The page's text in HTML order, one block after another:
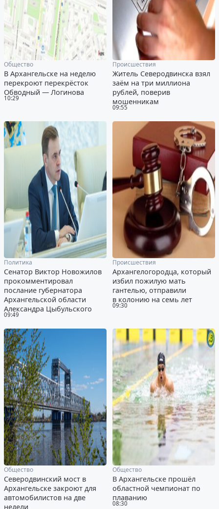
10:29
Общество
В Архангельске на неделю
перекроют перекрёсток
Обводный — Логинова
09:55
Происшествия
Житель Северодвинска взял
заём на три миллиона
рублей, поверив
мошенникам
09:49
Политика
Сенатор Виктор Новожилов
прокомментировал
послание губернатора
Архангельской области
Александра Цыбульского
09:30
Происшествия
Архангелогородца, который
избил пожилую мать
гантелью, отправили
в колонию на семь лет
Общество
Северодвинский мост в
Архангельске закроют для
автомобилистов на две
недели
08:30
Общество
В Архангельске прошёл
областной чемпионат по
плаванию